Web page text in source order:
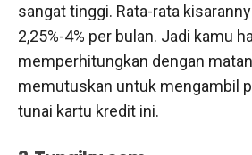
sangat tinggi. Rata-rata
2,25%-4% per bulan. Jadi kamu
memperhitungkan dengan
memutuskan untuk mengambil
tunai kartu kredit ini.